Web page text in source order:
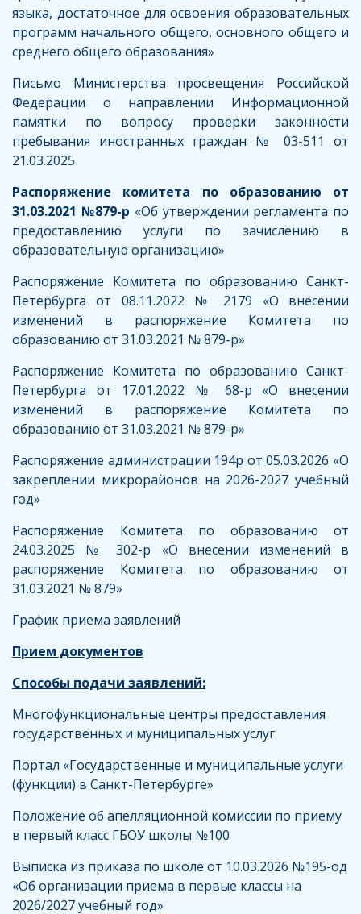
языка, достаточное для освоения образовательных
программ начального общего, основного общего и
среднего общего образования»
Письмо Министерства просвещения Российской
Федерации о направлении Информационной
памятки по вопросу проверки законности
пребывания иностранных граждан № 03-511 от
21.03.2025
Распоряжение комитета по образованию от
31.03.2021 №879-р «Об утверждении регламента по
предоставлению услуги по зачислению в
образовательную организацию»
Распоряжение Комитета по образованию Санкт-
Петербурга от 08.11.2022 № 2179 «О внесении
изменений в распоряжение Комитета по
образованию от 31.03.2021 № 879-р»
Распоряжение Комитета по образованию Санкт-
Петербурга от 17.01.2022 № 68-р «О внесении
изменений в распоряжение Комитета по
образованию от 31.03.2021 № 879-р»
Распоряжение администрации 194р от 05.03.2026 «О
закреплении микрорайонов на 2026-2027 учебный
год»
Распоряжение Комитета по образованию от
24.03.2025 № 302-р «О внесении изменений в
распоряжение Комитета по образованию от
31.03.2021 № 879»
График приема заявлений
Прием документов
Способы подачи заявлений:
Многофункциональные центры предоставления
государственных и муниципальных услуг
Портал «Государственные и муниципальные услуги
(функции) в Санкт-Петербурге»
Положение об апелляционной комиссии по приему
в первый класс ГБОУ школы №100
Выписка из приказа по школе от 10.03.2026 №195-од
«Об организации приема в первые классы на
2026/2027 учебный год»